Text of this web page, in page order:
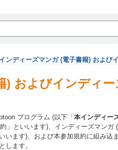
インディーズマンガ (電子書籍) および
) およびインディ
プログラム (以下「 本インディー
」といいます)、インディーズマン
います)、および本参加規約に組み込
します。